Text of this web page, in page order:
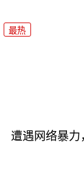
最热
遭遇网络暴